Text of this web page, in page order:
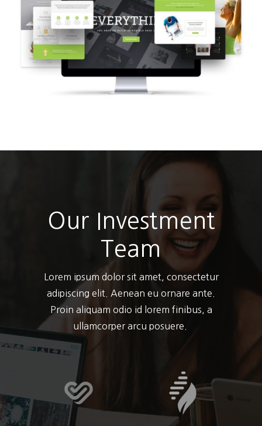
Our Investment
Team
Lorem ipsum dolor sit amet, consectetur
adipiscing elit. Aenean eu ornare ante.
Proin aliquam odio id lorem finibus, a
ullamcorper arcu posuere.